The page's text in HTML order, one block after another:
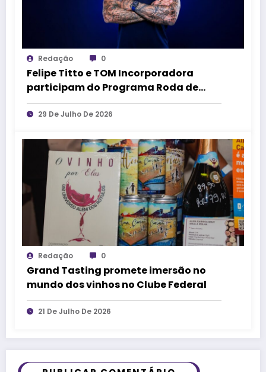
Redação 0
Felipe Titto e TOM Incorporadora
participam do Programa Roda de
Negócios
29 De Julho De 2026
Redação 0
Grand Tasting promete imersão no
mundo dos vinhos no Clube Federal
21 De Julho De 2026